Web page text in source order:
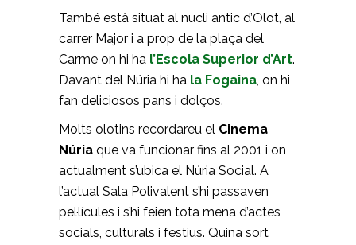
També està situat al nucli antic d’Olot, al
carrer Major i a prop de la plaça del
Carme on hi ha l’Escola Superior d’Art.
Davant del Núria hi ha la Fogaina, on hi
fan deliciosos pans i dolços.
Molts olotins recordareu el Cinema
Núria que va funcionar fins al 2001 i on
actualment s’ubica el Núria Social. A
l’actual Sala Polivalent s’hi passaven
pel·lícules i s’hi feien tota mena d’actes
socials, culturals i festius. Quina sort